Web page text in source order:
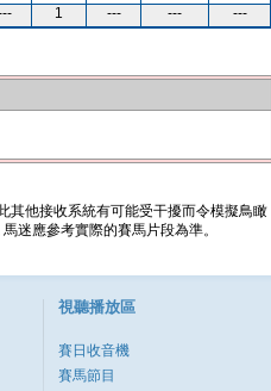
1 --- --- ---
其他接收系統有可能受干擾而令模擬鳥瞰
迷應參考實際的賽馬片段為準。
視聽播放區
賽日收音機
賽馬節目